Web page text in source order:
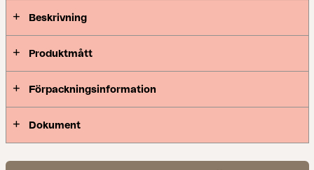
Beskrivning
Produktmått
Förpackningsinformation
Dokument